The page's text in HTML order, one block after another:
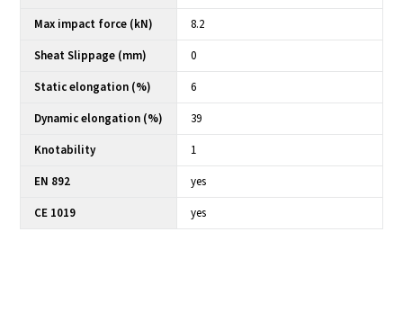
Max impact force (kN)
8.2
Sheat Slippage (mm)
0
Static elongation (%)
6
Dynamic elongation (%)
39
Knotability
1
EN 892
yes
CE 1019
yes